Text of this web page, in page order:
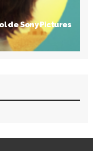
de Sony Pictures